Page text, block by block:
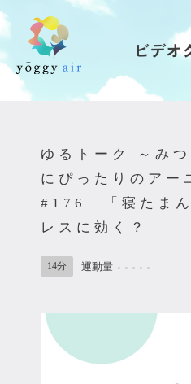
受講の流れ
インストラクター
FAQ / お問い合わせ
yoggy store
yoggy mommy
ビデオ
ゆるトーク ～み
にぴったりのアー
#176 「寝たまん
レスに効く？
14分 運動量 ● ● ● ● ●